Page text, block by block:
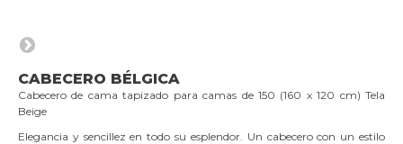
CABECERO BÉLGICA
Cabecero de cama tapizado para camas de 150 (160 x 120 cm) Tela
Beige
Elegancia y sencillez en todo su esplendor. Un cabecero con un estilo